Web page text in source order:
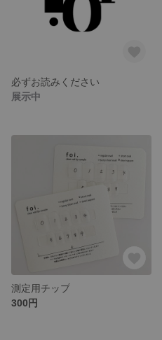
必ずお読みください
展示中
測定用チップ
300円